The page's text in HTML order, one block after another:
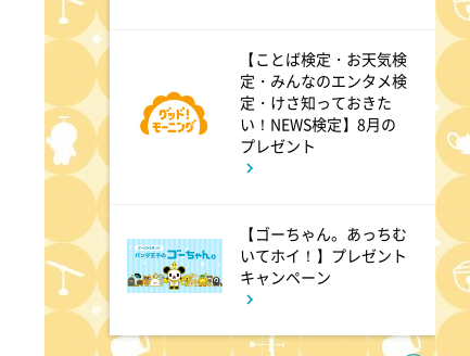
9:00
ミュージックステーション
10周年あいみょん、TMR、
HY…名曲続々!ATEEZがヒット
よる 9:54
【ことば検定・お天気検
定・みんなのエンタメ検
定・けさ知っておきた
い！NEWS検定】8月の
プレゼント
【ゴーちゃん。あっちむ
いてホイ！】プレゼント
キャンペーン